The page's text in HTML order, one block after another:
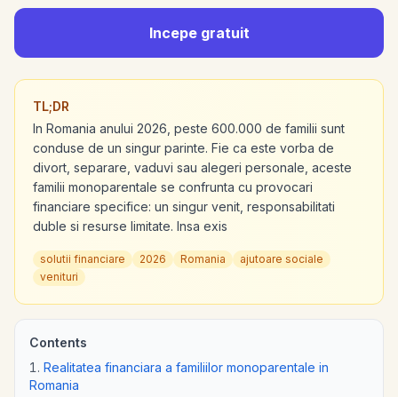
Incepe gratuit
TL;DR
In Romania anului 2026, peste 600.000 de familii sunt
conduse de un singur parinte. Fie ca este vorba de
divort, separare, vaduvi sau alegeri personale, aceste
familii monoparentale se confrunta cu provocari
financiare specifice: un singur venit, responsabilitati
duble si resurse limitate. Insa exis
solutii financiare 2026 Romania
ajutoare sociale
venituri
Contents
Realitatea financiara a familiilor monoparentale in
Romania